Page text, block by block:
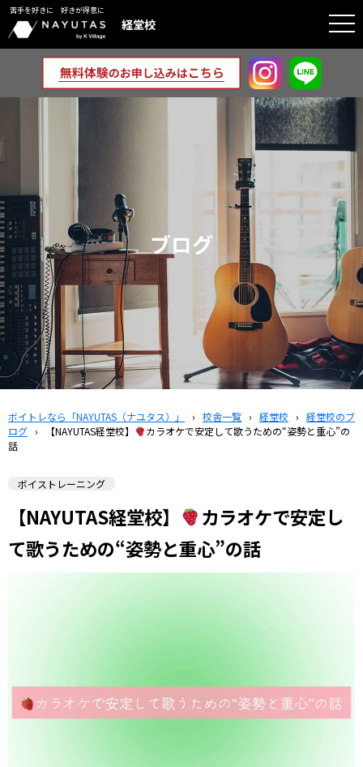
苦手を好きに 好きが得意に
経堂校
ブログ
ボイトレなら「NAYUTAS（ナユタス）」 › 校舎一覧 › 経堂校 › 経堂校のブ
ログ › 【NAYUTAS経堂校】
カラオケで安定して歌うための“姿勢と重心”の
話
ボイストレーニング
【NAYUTAS経堂校】
カラオケで安定し
て歌うための“姿勢と重心”の話